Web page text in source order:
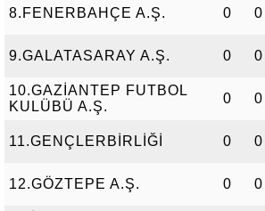
8.FENERBAHÇE A.Ş. 0 0
9.GALATASARAY A.Ş. 0 0
10.GAZİANTEP FUTBOL
KULÜBÜ A.Ş.
0 0
11.GENÇLERBİRLİĞİ 0 0
12.GÖZTEPE A.Ş. 0 0